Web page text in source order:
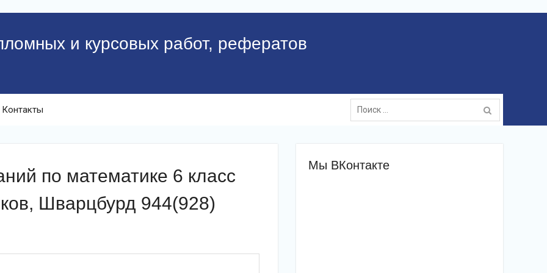
и курсовых работ, рефератов
Контакты
Поиск:
по математике 6 класс
Шварцбурд 944(928)
Мы ВКонтакте